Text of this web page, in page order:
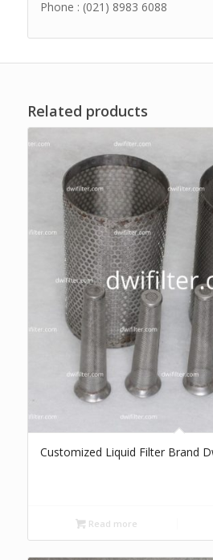
Phone : (021) 8983 6088
Related products
Customized Liquid Filter Brand
Read more